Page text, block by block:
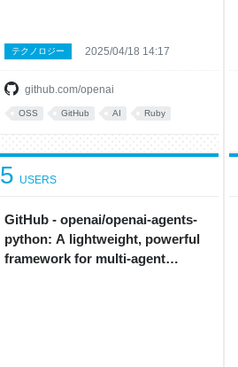
github.com/openai
テクノロジー 2025/04/18 14:17
OSS GitHub AI Ruby
GitHub - openai/openai-agents-
python: A lightweight, powerful
framework for multi-agent
5 USERS